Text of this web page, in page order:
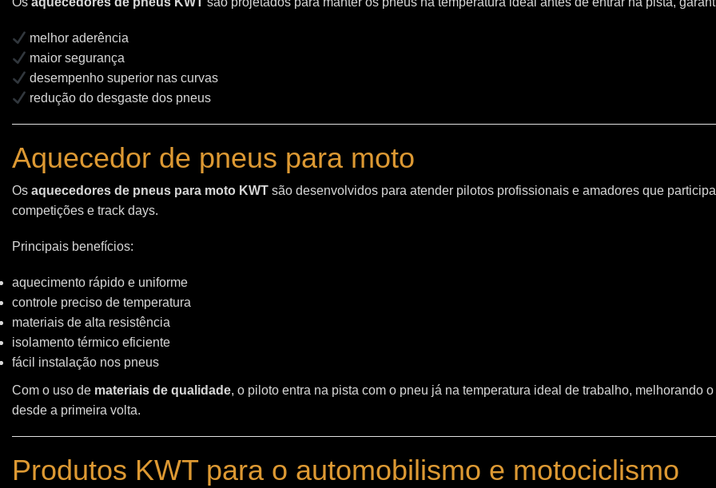
melhor aderência
maior segurança
desempenho superior nas curvas
redução do desgaste dos pneus
Aquecedor de pneus para moto
Os aquecedores de pneus para moto KWT são desenvolvidos para atender pilotos profissionais e amadores que
competições e track days.
Principais benefícios:
aquecimento rápido e uniforme
controle preciso de temperatura
materiais de alta resistência
isolamento térmico eficiente
fácil instalação nos pneus
Com o uso de materiais de qualidade, o piloto entra na pista com o pneu já na temperatura ideal de trabalho, melhorando
desde a primeira volta.
Produtos KWT para o automobilismo e motociclismo